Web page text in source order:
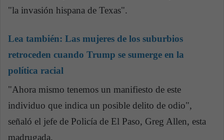
"la invasión hispana de Texas".
Lea también: Las mujeres de los suburbios
retroceden cuando Trump se sumerge en la
política racial
"Ahora mismo tenemos un manifiesto de este
individuo que indica un posible delito de odio",
señaló el jefe de Policía de El Paso, Greg Allen, esta
madrugada.